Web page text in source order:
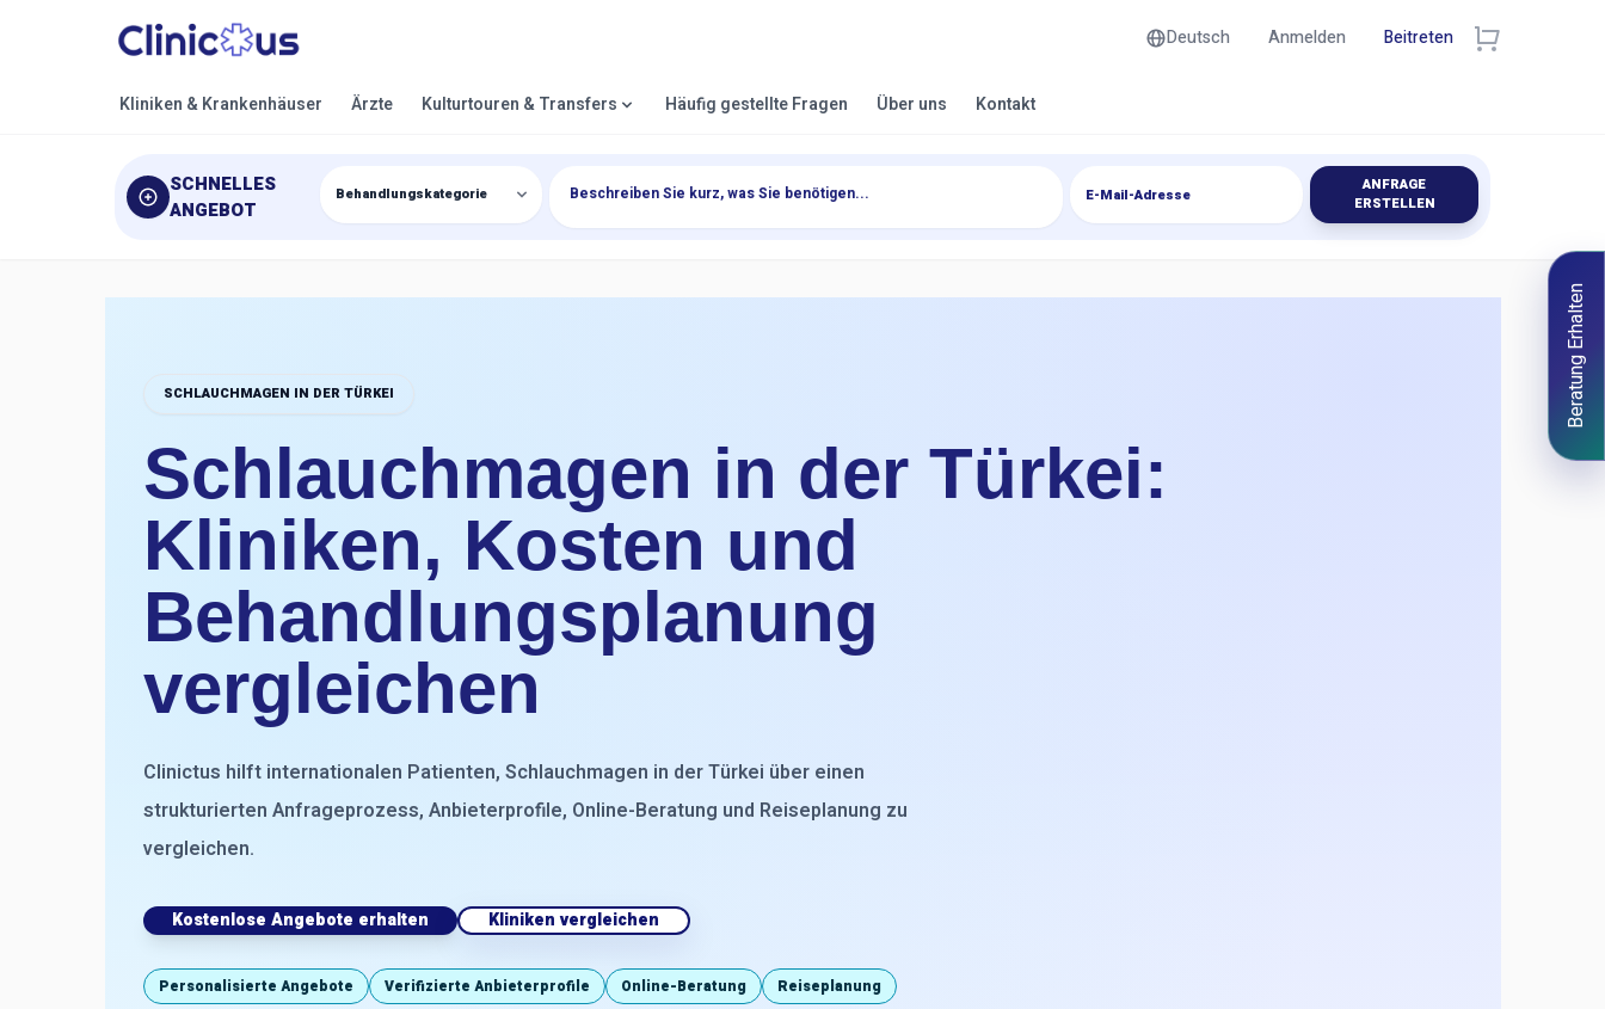
Deutsch Anmelden Beitreten
Kliniken & Krankenhäuser Ärzte Kulturtouren & Transfers Häufig gestellte Fragen Über uns Kontakt
SCHNELLES
ANGEBOT
ANFRAGE
ERSTELLEN
Beratung Erhalten
SCHLAUCHMAGEN IN DER TÜRKEI
Schlauchmagen in der Türkei:
Kliniken, Kosten und
Behandlungsplanung
vergleichen
Clinictus hilft internationalen Patienten, Schlauchmagen in der Türkei über einen
strukturierten Anfrageprozess, Anbieterprofile, Online-Beratung und Reiseplanung zu
vergleichen.
Kostenlose Angebote erhalten Kliniken vergleichen
Personalisierte Angebote Verifizierte Anbieterprofile Online-Beratung Reiseplanung